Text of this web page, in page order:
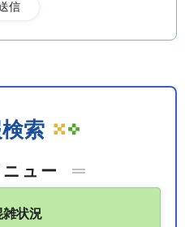
索
ュー
雑状況